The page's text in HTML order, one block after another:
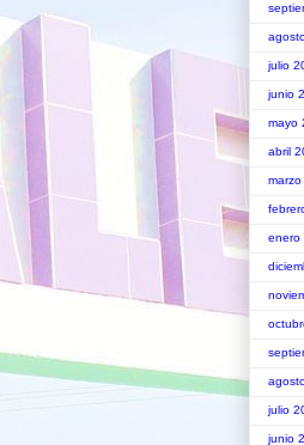
julio
junio
mayo
abril
enero
julio
junio